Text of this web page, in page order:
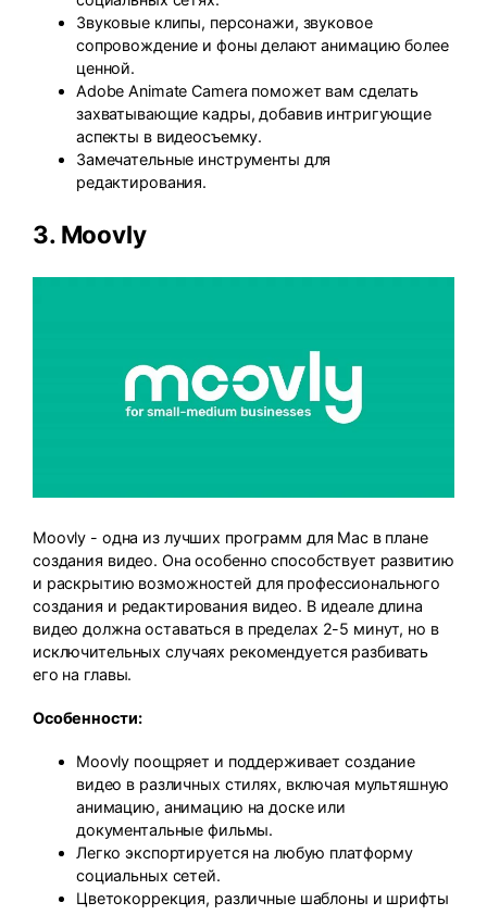
Звуковые клипы, персонажи, звуковое
сопровождение и фоны делают анимацию более
ценной.
Adobe Animate Camera поможет вам сделать
захватывающие кадры, добавив интригующие
аспекты в видеосъемку.
Замечательные инструменты для
редактирования.
3. Moovly
Moovly - одна из лучших программ для Mac в плане
создания видео. Она особенно способствует развитию
и раскрытию возможностей для профессионального
создания и редактирования видео. В идеале длина
видео должна оставаться в пределах 2-5 минут, но в
исключительных случаях рекомендуется разбивать
его на главы.
Особенности:
Moovly поощряет и поддерживает создание
видео в различных стилях, включая мультяшную
анимацию, анимацию на доске или
документальные фильмы.
Легко экспортируется на любую платформу
социальных сетей.
Цветокоррекция, различные шаблоны и шрифты